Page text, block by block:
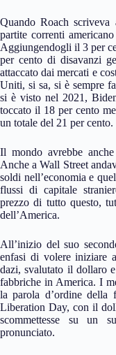
Quando Roach
partite correnti
Aggiungendogli il 3 per
per cento di disavanzi
attaccato dai mercati e
Uniti, si sa, si è sempre
si è visto nel 2021,
toccato il 18 per cento
un totale del 21 per cento.
Il mondo avrebbe
Anche a Wall Street
soldi nell’economia e
flussi di capitale
prezzo di tutto questo,
dell’America.
All’inizio del suo
enfasi di volere iniziare
dazi, svalutato il dollaro
fabbriche in America. I
la parola d’ordine della
Liberation Day, con il
scommettesse su un
pronunciato.